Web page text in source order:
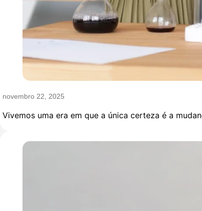
novembro 22, 2025
Vivemos uma era em que a única certeza é a